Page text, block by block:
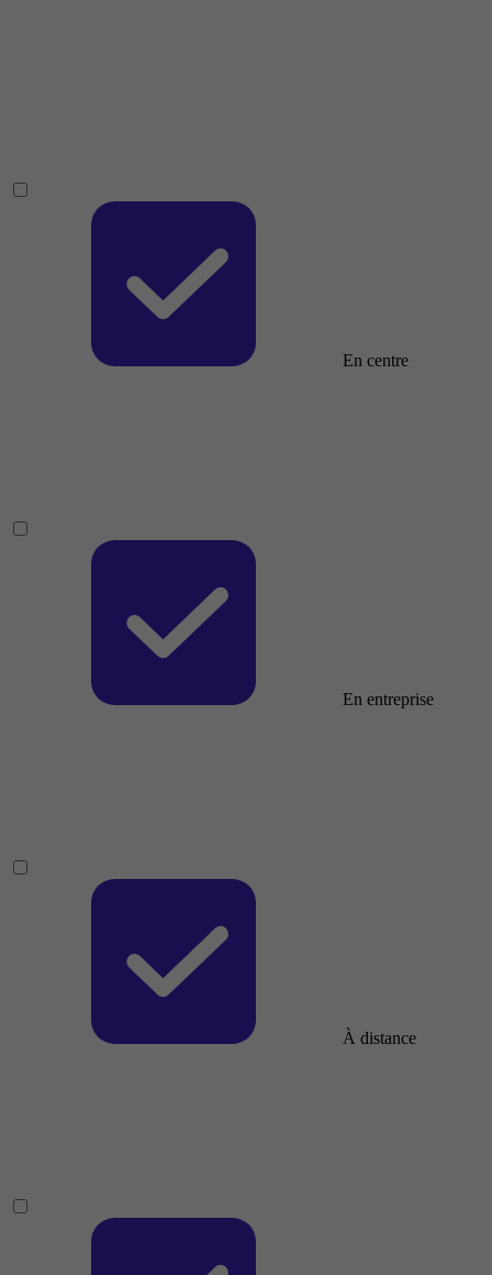
En centre
En entreprise
À distance